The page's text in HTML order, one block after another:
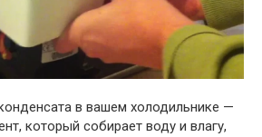
в вашем холодильнике —
который собирает воду и влагу,